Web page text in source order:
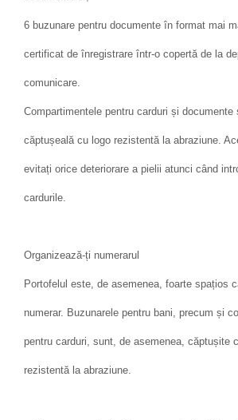
6 buzunare pentru documente în format mai
certificat de înregistrare într-o copertă de la
comunicare.
Compartimentele pentru carduri și documente
căptușeală cu logo rezistentă la abraziune.
evitați orice deteriorare a pielii atunci când
cardurile.
Organizează-ți numerarul
Portofelul este, de asemenea, foarte spațios
numerar. Buzunarele pentru bani, precum și
pentru carduri, sunt, de asemenea, căptușite
rezistentă la abraziune.